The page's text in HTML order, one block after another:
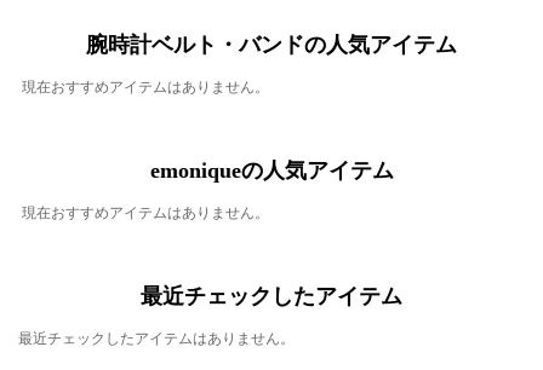
腕時計ベルト・バンドの人気アイテム
現在おすすめアイテムはありません。
emoniqueの人気アイテム
現在おすすめアイテムはありません。
最近チェックしたアイテム
最近チェックしたアイテムはありません。